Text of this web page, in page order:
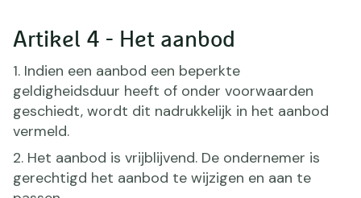
Artikel 4 - Het aanbod
1. Indien een aanbod een beperkte
geldigheidsduur heeft of onder voorwaarden
geschiedt, wordt dit nadrukkelijk in het aanbod
vermeld.
2. Het aanbod is vrijblijvend. De ondernemer is
gerechtigd het aanbod te wijzigen en aan te